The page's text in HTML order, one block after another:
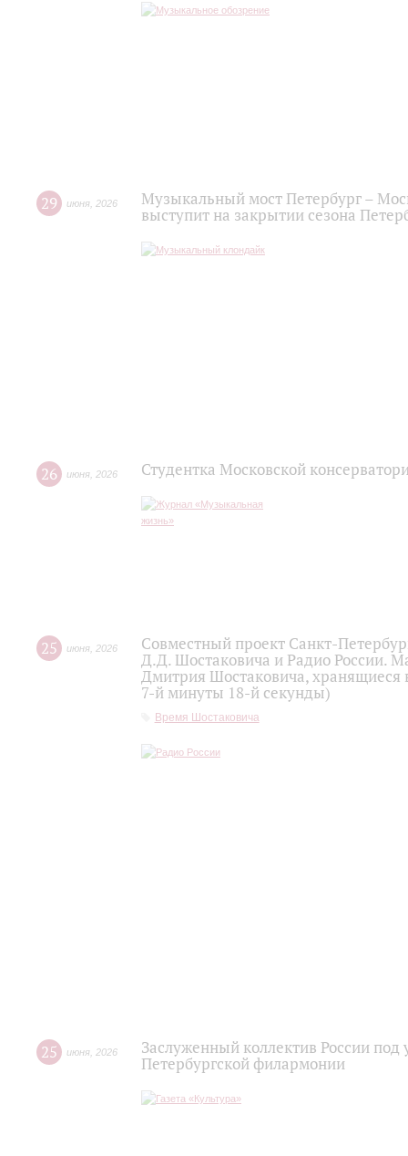
29 июня 2026
Музыкальный мост Петербург –
выступит на закрытии сезона
26 июня 2026 Студентка Московской
25 июня 2026
Совместный проект Санкт-
Д.Д. Шостаковича и Радио России.
Дмитрия Шостаковича, хранящиеся
7-й минуты 18-й секунды)
Время Шостаковича
25 июня 2026
Заслуженный коллектив России
Петербургской филармонии